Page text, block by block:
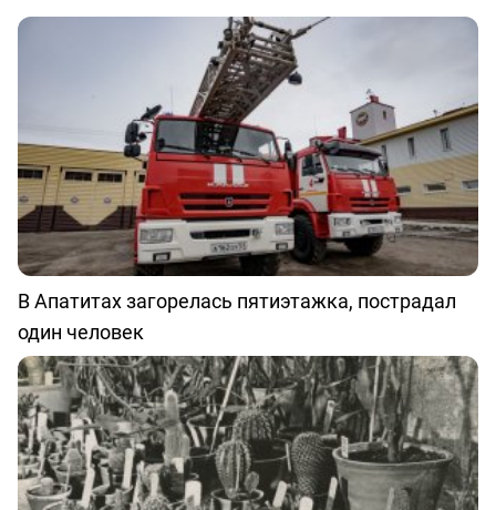
В Апатитах загорелась пятиэтажка, пострадал
один человек